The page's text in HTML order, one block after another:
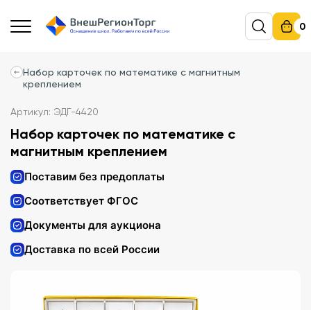
0
Набор карточек по математике с магнитным
креплением
Артикул: ЭДГ-4420
Набор карточек по математике с
магнитным креплением
Поставим без предоплаты
Соответствует ФГОС
Документы для аукциона
Доставка по всей России